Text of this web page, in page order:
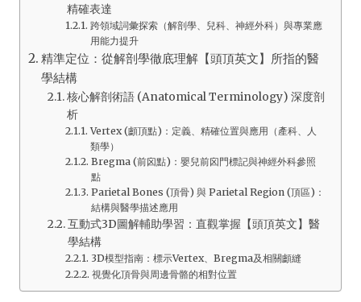
精確表達
跨領域詞彙探索（解剖學、兒科、神經外科）與專業應
用能力提升
精準定位：從解剖學徹底理解【頭頂英文】所指的醫
學結構
核心解剖術語 (Anatomical Terminology) 深度剖
析
Vertex (顱頂點)：定義、精確位置與應用（產科、人
類學）
Bregma (前囟點)：嬰兒前囟門標記與神經外科參照
點
Parietal Bones (頂骨) 與 Parietal Region (頂區)：
結構與醫學描述應用
互動式3D圖解輔助學習：直觀掌握【頭頂英文】醫
學結構
3D模型指南：標示Vertex、Bregma及相關顱縫
視覺化頂骨與周邊骨骼的相對位置